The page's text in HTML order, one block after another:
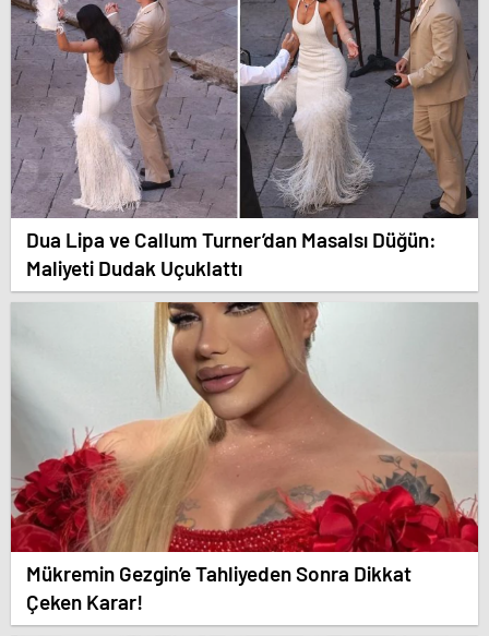
Dua Lipa ve Callum Turner’dan Masalsı Düğün:
Maliyeti Dudak Uçuklattı
Mükremin Gezgin’e Tahliyeden Sonra Dikkat
Çeken Karar!